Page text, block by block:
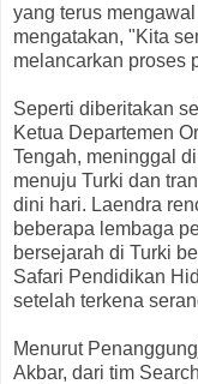
yang terus
mengatakan, "Kita
melancarkan proses
Seperti diberitakan
Ketua Departemen
Tengah, meninggal
menuju Turki dan
dini hari. Laendra
beberapa lembaga
bersejarah di Turki
Safari Pendidikan
setelah terkena
Menurut
Akbar, dari tim